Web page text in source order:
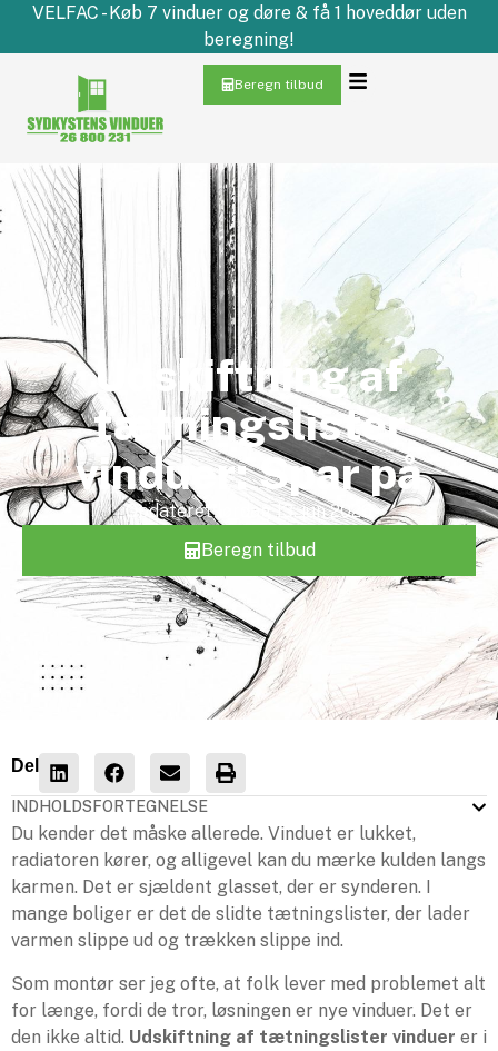
VELFAC - Køb 7 vinduer og døre & få 1 hoveddør uden
beregning!
Beregn tilbud
Udskiftning af
tætningslister
vinduer: Spar på
Opdateret
lørdag 13. jun 2026
Beregn tilbud
Del
INDHOLDSFORTEGNELSE
Du kender det måske allerede. Vinduet er lukket,
radiatoren kører, og alligevel kan du mærke kulden langs
karmen. Det er sjældent glasset, der er synderen. I
mange boliger er det de slidte tætningslister, der lader
varmen slippe ud og trækken slippe ind.
Som montør ser jeg ofte, at folk lever med problemet alt
for længe, fordi de tror, løsningen er nye vinduer. Det er
den ikke altid. Udskiftning af tætningslister vinduer er i